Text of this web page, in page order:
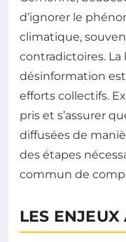
d’ignorer le
climatique,
contradictoires.
désinformation
efforts collectifs.
pris et s’assurer
diffusées de
des étapes
commun de
LES ENJEUX